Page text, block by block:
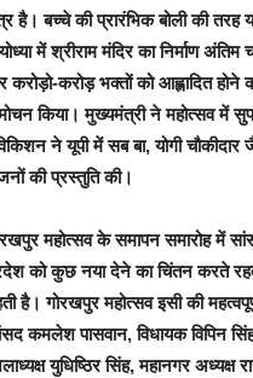
है। बच्चे की प्रारंभिक बोली की
में श्रीराम मंदिर का निर्माण
करोड़ो-करोड़ भक्तों को आह्लादित होने
किया। मुख्यमंत्री ने महोत्सव में
ने यूपी में सब बा, योगी
की प्रस्तुति की।
महोत्सव के समापन समारोह में
को कुछ नया देने का चिंतन करते
है। गोरखपुर महोत्सव इसी की
कमलेश पासवान, विधायक विपिन
युधिष्ठिर सिंह, महानगर